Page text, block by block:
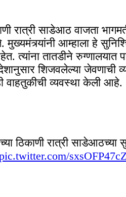
रात्री साडेआठ वाजता
आम्हाला हे
तातडीने रुग्णालयात
शिजवलेल्या
वाहतुकीची व्यवस्था केली आहे.
ठिकाणी रात्री